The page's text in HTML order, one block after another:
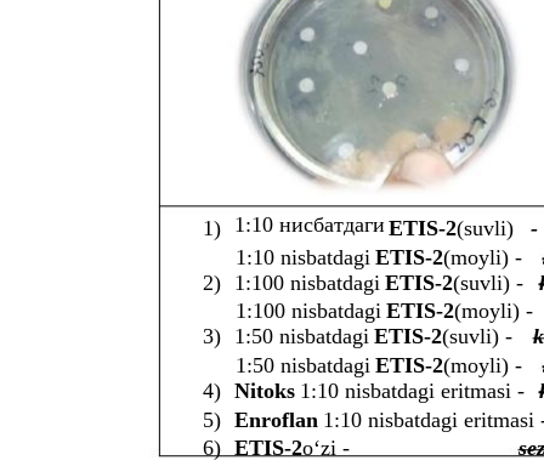
1) 1:10 нисбатдаги ETIS-2(suvli)
-
1:10 nisbatdagi ETIS-2(moyli) -
2) 1:100 nisbatdagi ETIS-2(suvli) -
1:100 nisbatdagi ETIS-2(moyli) -
3) 1:50 nisbatdagi ETIS-2(suvli) -
1:50 nisbatdagi ETIS-2(moyli) -
4) Nitoks 1:10 nisbatdagi eritmasi -
5) Enroflan 1:10 nisbatdagi eritmasi
6) ETIS-2o‘zi -